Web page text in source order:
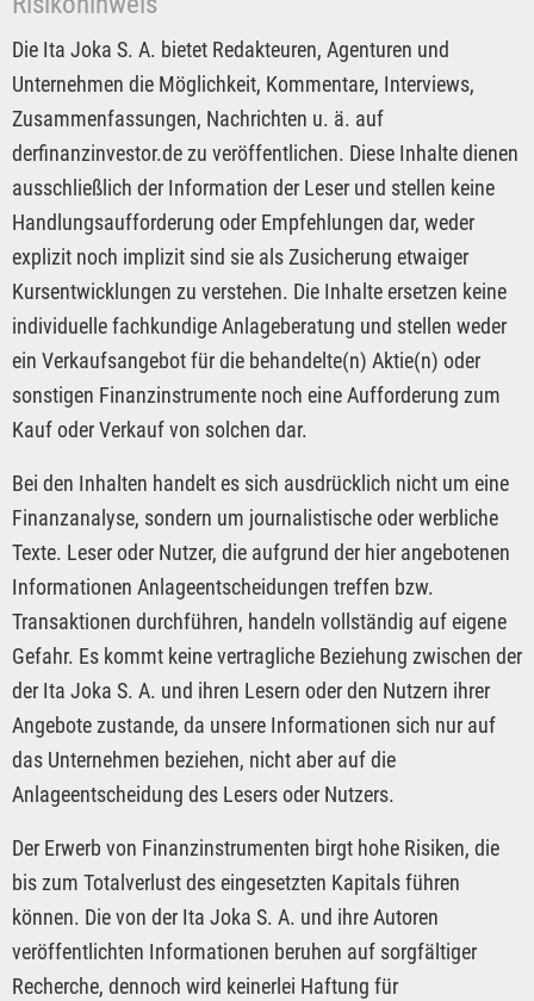
Die Ita Joka S. A. bietet Redakteuren, Agenturen und
Unternehmen die Möglichkeit, Kommentare, Interviews,
Zusammenfassungen, Nachrichten u. ä. auf
derfinanzinvestor.de zu veröffentlichen. Diese Inhalte dienen
ausschließlich der Information der Leser und stellen keine
Handlungsaufforderung oder Empfehlungen dar, weder
explizit noch implizit sind sie als Zusicherung etwaiger
Kursentwicklungen zu verstehen. Die Inhalte ersetzen keine
individuelle fachkundige Anlageberatung und stellen weder
ein Verkaufsangebot für die behandelte(n) Aktie(n) oder
sonstigen Finanzinstrumente noch eine Aufforderung zum
Kauf oder Verkauf von solchen dar.
Bei den Inhalten handelt es sich ausdrücklich nicht um eine
Finanzanalyse, sondern um journalistische oder werbliche
Texte. Leser oder Nutzer, die aufgrund der hier angebotenen
Informationen Anlageentscheidungen treffen bzw.
Transaktionen durchführen, handeln vollständig auf eigene
Gefahr. Es kommt keine vertragliche Beziehung zwischen der
der Ita Joka S. A. und ihren Lesern oder den Nutzern ihrer
Angebote zustande, da unsere Informationen sich nur auf
das Unternehmen beziehen, nicht aber auf die
Anlageentscheidung des Lesers oder Nutzers.
Der Erwerb von Finanzinstrumenten birgt hohe Risiken, die
bis zum Totalverlust des eingesetzten Kapitals führen
können. Die von der Ita Joka S. A. und ihre Autoren
veröffentlichten Informationen beruhen auf sorgfältiger
Recherche, dennoch wird keinerlei Haftung für